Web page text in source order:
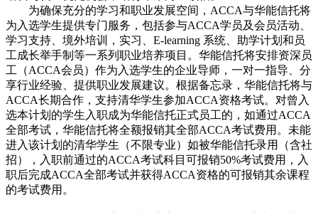
为确保充分的学习和职业发展空间，ACCA与华能信托将
为入选学生提供专门服务，包括参与ACCA学员及会员活动、
学习支持、境外培训，实习、E-learning 系统、助学计划和员
工成长举手制等一系列职业培养项目。华能信托将安排资深员
工（ACCA会员）作为入选学生的企业导师，一对一指导、分
享行业经验、提供职业发展建议。根据备忘录，华能信托将与
ACCA长期合作，支持清华学生参加ACCA资格考试。对曾入
选本计划的学生入职成为华能信托正式员工的，如通过ACCA
全部考试，华能信托将全额报销其全部ACCA考试费用。未能
进入该计划的清华学生（不限专业）如被华能信托录用（含社
招），入职前通过的ACCA考试科目可报销50%考试费用，入
职后完成ACCA全部考试并获得ACCA资格的可报销其余课程
的考试费用。